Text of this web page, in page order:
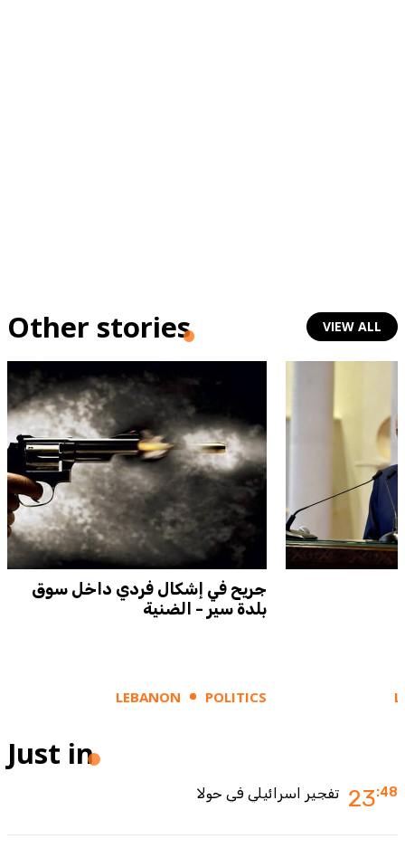
Other stories VIEW ALL
جريح في إشكال فردي داخل سوق
بلدة سير - الضنية
LEBANON POLITICS
Just in
23:48 تفجير اسرائيلي في حولا